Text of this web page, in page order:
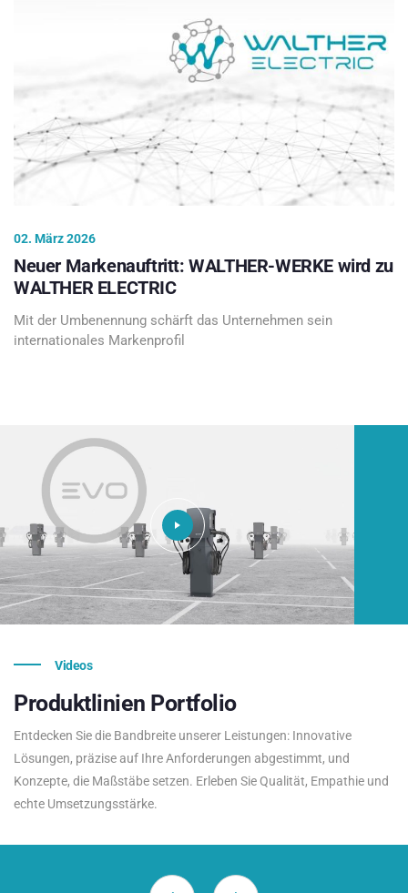
02. März 2026
Neuer Markenauftritt: WALTHER-WERKE wird zu
WALTHER ELECTRIC
Mit der Umbenennung schärft das Unternehmen sein
internationales Markenprofil
Videos
Produktlinien Portfolio
Entdecken Sie die Bandbreite unserer Leistungen: Innovative
Lösungen, präzise auf Ihre Anforderungen abgestimmt, und
Konzepte, die Maßstäbe setzen. Erleben Sie Qualität, Empathie und
echte Umsetzungsstärke.